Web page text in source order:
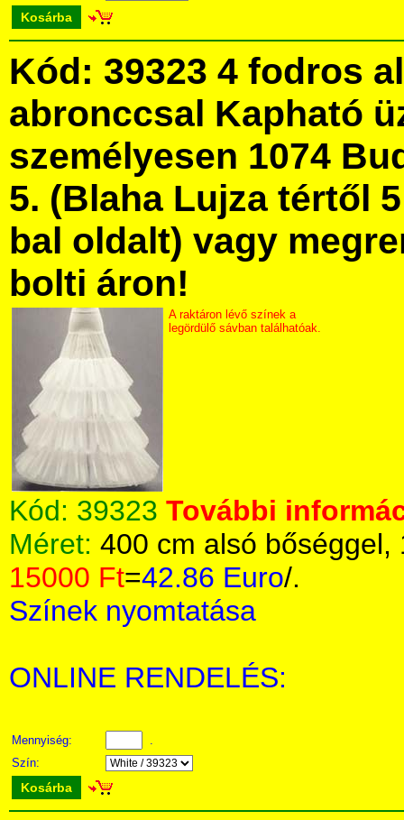
Kosárba
Kód: 39323 4 fodros
abronccsal Kapható
személyesen 1074
5. (Blaha Lujza tértől
bal oldalt) vagy
bolti áron!
A raktáron lévő színek a
legördülő sávban találhatóak.
Kód: 39323 További
Méret: 400 cm alsó bőséggel,
15000 Ft=42.86 Euro/.
Színek nyomtatása
ONLINE RENDELÉS:
Mennyiség:
.
Szín:
Kosárba